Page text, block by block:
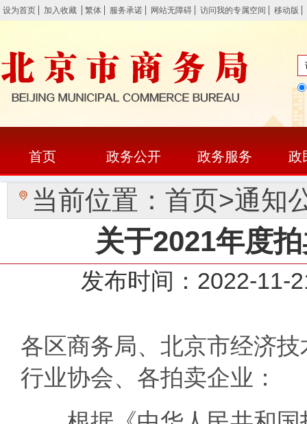
设为首页 加入收藏 繁体 服务承诺 网站无障碍 访问我的专属空间 移动版
首页 政务公开 政务服务 政
当前位置： 首页>通知
关于2021年度
发布时间：2022-
各区商务局、北京市经济
行业协会、各拍卖企业：